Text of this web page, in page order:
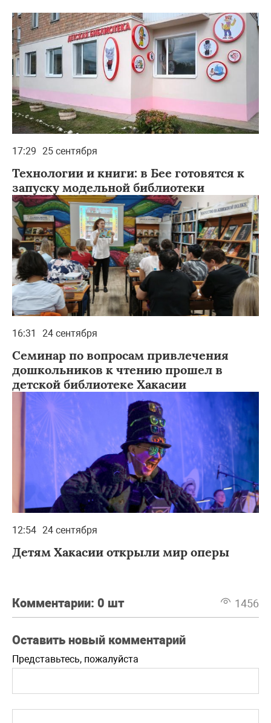
17:29 25 сентября
Технологии и книги: в Бее готовятся к
запуску модельной библиотеки
16:31 24 сентября
Семинар по вопросам привлечения
дошкольников к чтению прошел в
детской библиотеке Хакасии
12:54 24 сентября
Детям Хакасии открыли мир оперы
Комментарии: 0 шт 1456
Оставить новый комментарий
Представьтесь, пожалуйста